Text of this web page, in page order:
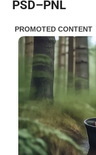
PSD–PNL